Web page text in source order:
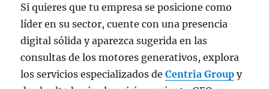
Si quieres que tu empresa se posicione como
líder en su sector, cuente con una presencia
digital sólida y aparezca sugerida en las
consultas de los motores generativos, explora
los servicios especializados deCentria Group y